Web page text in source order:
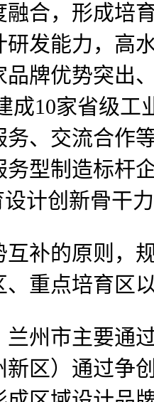
合，形成培
发能力，高
牌优势突出
10家省级
、交流合作
型制造标杆
计创新骨干力
的原则，
重点培育区
市主要通
区）通过争